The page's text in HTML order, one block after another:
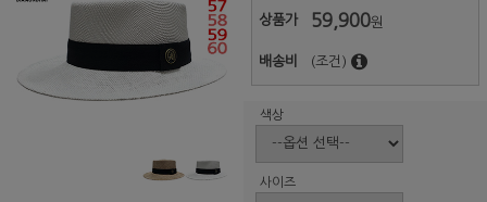
상품가 59,900원
배송비 (조건)
색상
사이즈